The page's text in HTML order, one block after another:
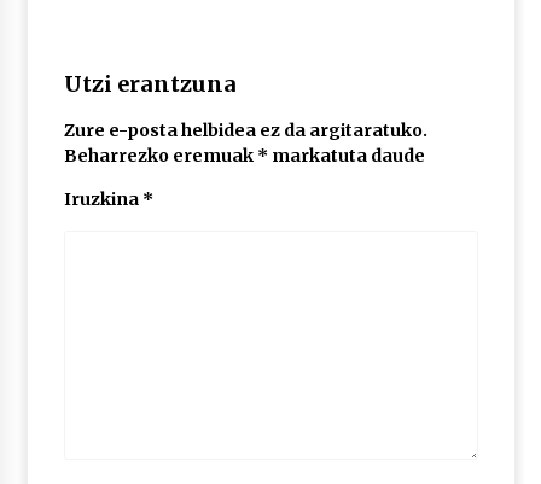
Utzi erantzuna
Zure e-posta helbidea ez da argitaratuko.
Beharrezko eremuak * markatuta daude
Iruzkina *